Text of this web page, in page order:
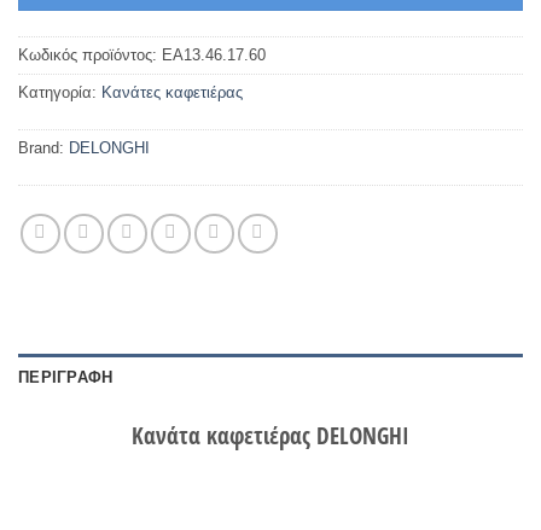
Κωδικός προϊόντος: EA13.46.17.60
Κατηγορία: Κανάτες καφετιέρας
Brand: DELONGHI
ΠΕΡΙΓΡΑΦΉ
Κανάτα καφετιέρας DELONGHI